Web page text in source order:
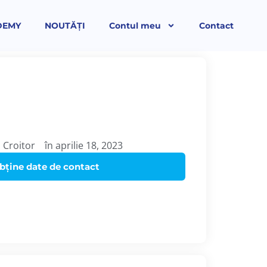
NOUTĂȚI Contul meu Contact
Croitor în aprilie 18, 2023
date de contact